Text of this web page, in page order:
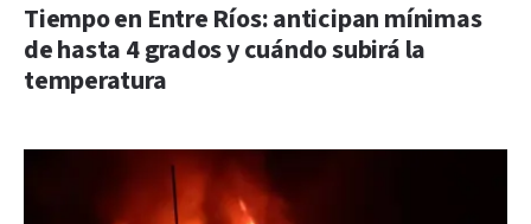
Tiempo en Entre Ríos: anticipan mínimas
de hasta 4 grados y cuándo subirá la
temperatura